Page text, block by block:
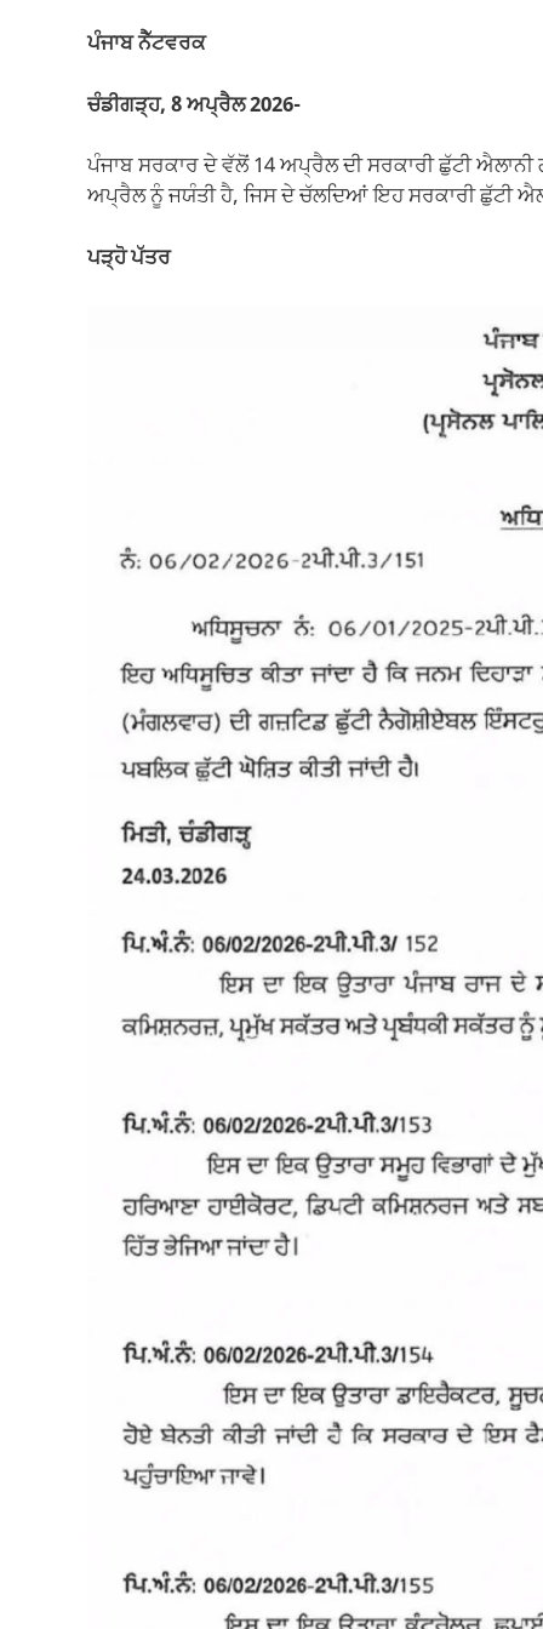
b
o
o
k
p
p
ਪੰਜਾਬ ਨੈੱਟਵਰਕ
ਚੰਡੀਗੜ੍ਹ, 8 ਅਪ੍ਰੈਲ 2026-
ਪੰਜਾਬ ਸਰਕਾਰ ਦੇ ਵੱਲੋਂ 14 ਅਪ੍ਰੈਲ ਦੀ ਸਰਕਾਰੀ ਛੁੱਟੀ
ਅਪ੍ਰੈਲ ਨੂੰ ਜਯੰਤੀ ਹੈ, ਜਿਸ ਦੇ ਚੱਲਦਿਆਂ ਇਹ ਸਰਕਾਰੀ ਛੁੱਟੀ
ਪੜ੍ਹੋ ਪੱਤਰ